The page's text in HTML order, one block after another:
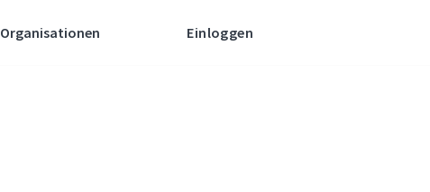
Organisationen Einloggen